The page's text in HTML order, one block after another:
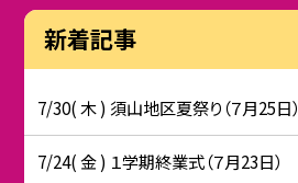
新着記事
7/30( 木 ) 須山地区夏祭り（７月25日）
7/24( 金 ) １学期終業式（７月23日）